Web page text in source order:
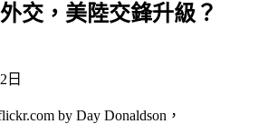
交，美陸交鋒升級？
日